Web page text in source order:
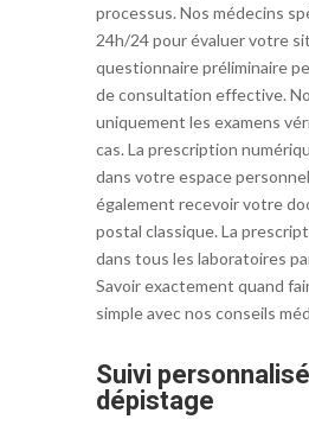
processus. Nos médecins
24h/24 pour évaluer votre
questionnaire préliminaire
de consultation effective.
uniquement les examens
cas. La prescription
dans votre espace
également recevoir votre
postal classique. La
dans tous les laboratoires
Savoir exactement quand
simple avec nos conseils
Suivi
dépistage